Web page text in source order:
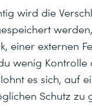
wird die
einer externen
wenig
es sich, auf
Schutz zu